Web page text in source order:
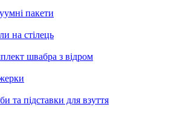
пакети
на стілець
швабра з відром
та підставки для взуття